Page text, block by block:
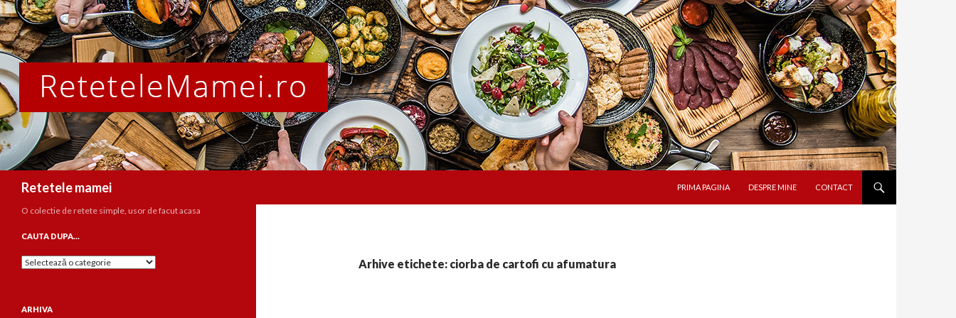
Retetele mamei
PRIMA PAGINA
DESPRE MINE CONTACT
Arhive etichete: ciorba de cartofi cu afumatura
O colectie de retete simple, usor de facut acasa
CAUTA DUPA…
Cauta
ARHIVA